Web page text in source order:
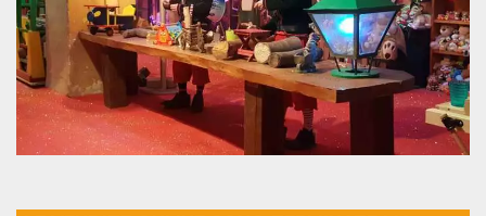
specifico per il
sito, ma un
buon esempio è
mantenere uno
stato di accesso
per un utente
tra le pagine.
Stripe
m.stripe.com
1 anno 1
mese
Questo cookie
viene